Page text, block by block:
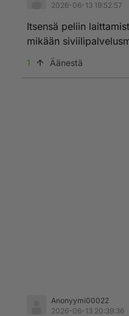
2026-06-13 19:52:57
Itsensä peliin
mikään
1 Äänestä
Anonyymi00022
2026-06-13 20:39:36